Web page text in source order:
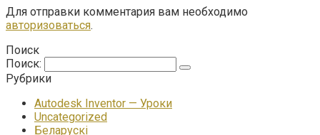
Для отправки комментария вам необходимо
авторизоваться.
Поиск
Поиск:
Рубрики
Autodesk Inventor — Уроки
Uncategorized
Беларускі